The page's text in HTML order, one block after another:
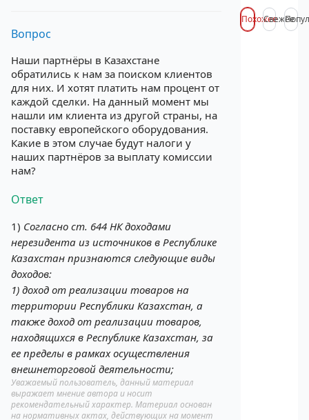
Вопрос
Наши партнёры в Казахстане
обратились к нам за поиском клиентов
для них. И хотят платить нам процент от
каждой сделки. На данный момент мы
нашли им клиента из другой страны, на
поставку европейского оборудования.
Какие в этом случае будут налоги у
наших партнёров за выплату комиссии
нам?
Ответ
1) Согласно ст. 644 НК доходами
нерезидента из источников в Республике
Казахстан признаются следующие виды
доходов:
1) доход от реализации товаров на
территории Республики Казахстан, а
также доход от реализации товаров,
находящихся в Республике Казахстан, за
ее пределы в рамках осуществления
внешнеторговой деятельности;
Уважаемый пользователь, данный материал
выражает мнение автора и носит
рекомендательный характер. Материал основан
на нормативных актах, действующих на момент
ПохожееСвежее